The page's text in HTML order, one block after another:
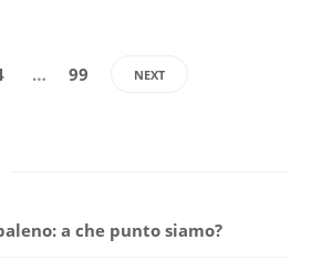
… 99 NEXT
a che punto siamo?